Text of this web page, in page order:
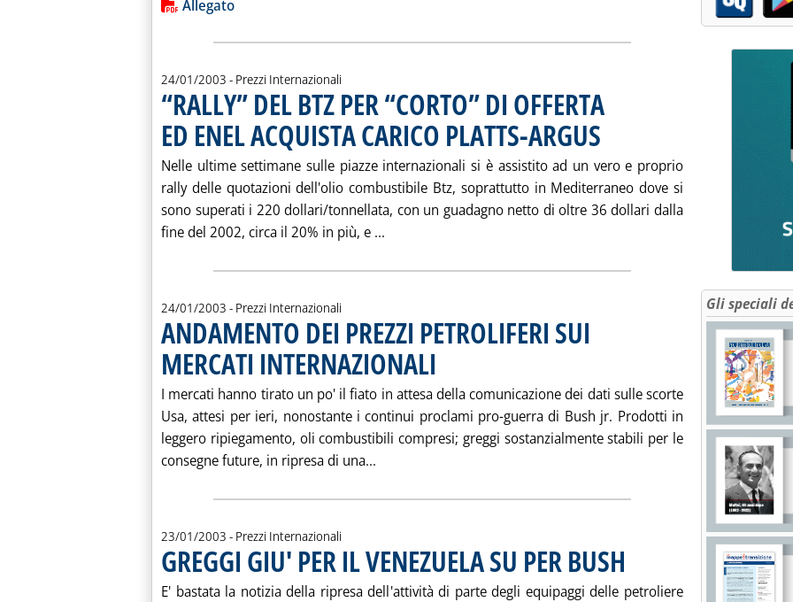
Allegato
24/01/2003 - Prezzi Internazionali
“RALLY” DEL BTZ PER “CORTO” DI OFFERTA
ED ENEL ACQUISTA CARICO PLATTS-ARGUS . Pubblicata venerdì 24 gennaio 2003 alle
Nelle ultime settimane sulle piazze internazionali si è assistito ad un vero e proprio
rally delle quotazioni dell'olio combustibile Btz, soprattutto in Mediterraneo dove si
sono superati i 220 dollari/tonnellata, con un guadagno netto di oltre 36 dollari dalla
fine del 2002, circa il 20% in più, e ... Leggi tutta la notizia: '“RALLY” DEL BTZ PER “CORTO” DI
24/01/2003 - Prezzi Internazionali
ANDAMENTO DEI PREZZI PETROLIFERI SUI
MERCATI INTERNAZIONALI
I mercati hanno tirato un po' il fiato in attesa della comunicazione dei dati sulle scorte
Usa, attesi per ieri, nonostante i continui proclami pro-guerra di Bush jr. Prodotti in
leggero ripiegamento, oli combustibili compresi; greggi sostanzialmente stabili per le
consegne future, in ripresa di una... Leggi tutta la notizia: 'ANDAMENTO DEI PREZZI PETROLIFERI
23/01/2003 - Prezzi Internazionali
GREGGI GIU' PER IL VENEZUELA SU PER BUSH . Pubblicata giovedì 23 gennaio 2003
E' bastata la notizia della ripresa dell'attività di parte degli equipaggi delle petroliere
Gli speciali